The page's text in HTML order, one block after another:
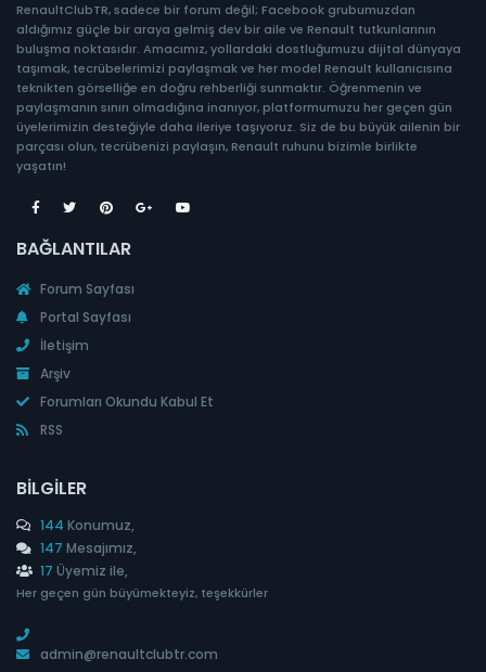
RenaultClubTR, sadece bir forum değil; Facebook grubumuzdan
aldığımız güçle bir araya gelmiş dev bir aile ve Renault tutkunlarının
buluşma noktasıdır. Amacımız, yollardaki dostluğumuzu dijital dünyaya
taşımak, tecrübelerimizi paylaşmak ve her model Renault kullanıcısına
teknikten görselliğe en doğru rehberliği sunmaktır. Öğrenmenin ve
paylaşmanın sınırı olmadığına inanıyor, platformumuzu her geçen gün
üyelerimizin desteğiyle daha ileriye taşıyoruz. Siz de bu büyük ailenin bir
parçası olun, tecrübenizi paylaşın, Renault ruhunu bizimle birlikte
yaşatın!
BAĞLANTILAR
Forum Sayfası
Portal Sayfası
İletişim
Arşiv
Forumları Okundu Kabul Et
RSS
BILGILER
144 Konumuz,
147 Mesajımız,
17 Üyemiz ile,
Her geçen gün büyümekteyiz, teşekkürler
admin@renaultclubtr.com